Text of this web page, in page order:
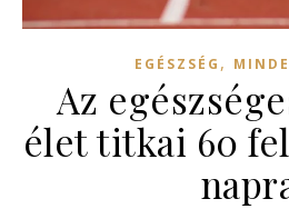
EGÉSZSÉG ,
Az
élet titkai 60